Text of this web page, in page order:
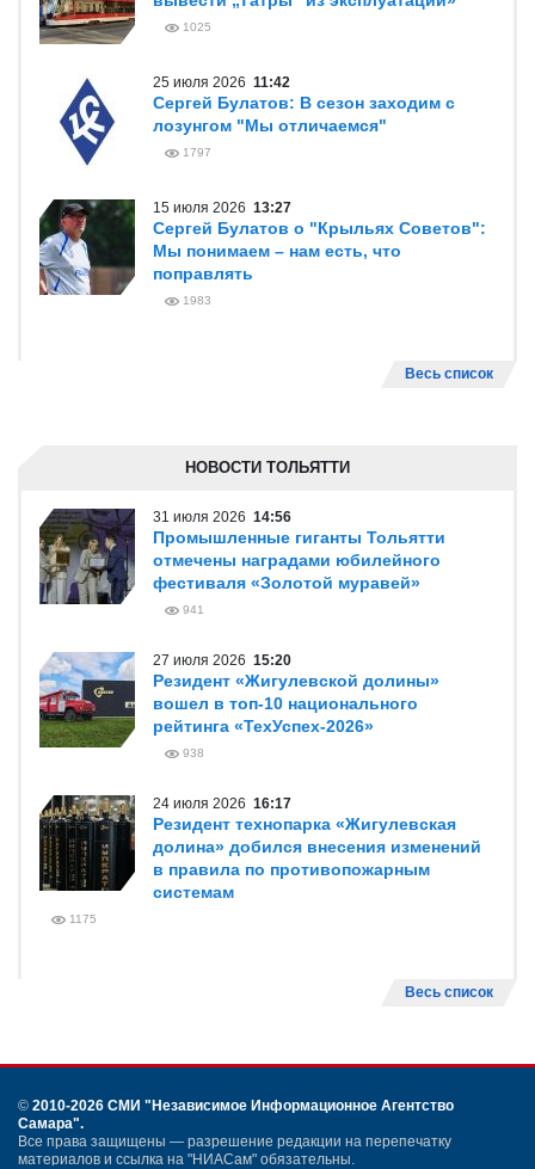
1025
25 июля 2026 11:42
Сергей Булатов: В сезон заходим с
лозунгом "Мы отличаемся"
1797
15 июля 2026 13:27
Сергей Булатов о "Крыльях Советов":
Мы понимаем – нам есть, что
поправлять
1983
Весь список
НОВОСТИ ТОЛЬЯТТИ
31 июля 2026 14:56
Промышленные гиганты Тольятти
отмечены наградами юбилейного
фестиваля «Золотой муравей»
941
27 июля 2026 15:20
Резидент «Жигулевской долины»
вошел в топ-10 национального
рейтинга «ТехУспех-2026»
938
24 июля 2026 16:17
Резидент технопарка «Жигулевская
долина» добился внесения изменений
в правила по противопожарным
системам
1175
Весь список
© 2010-2026 СМИ "Независимое Информационное Агентство
Самара".
Все права защищены — разрешение редакции на перепечатку
материалов и ссылка на "НИАСам" обязательны.